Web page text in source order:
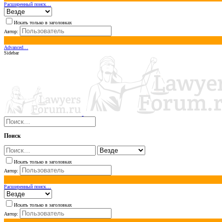
Расширенный поиск…
Искать только в заголовках
Автор:
Advanced…
Sidebar
Поиск
Искать только в заголовках
Автор:
Расширенный поиск…
Искать только в заголовках
Автор: